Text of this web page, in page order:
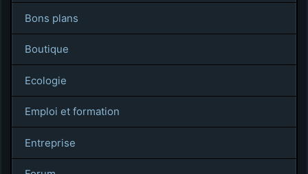
Bons plans
Boutique
Ecologie
Emploi et formation
Entreprise